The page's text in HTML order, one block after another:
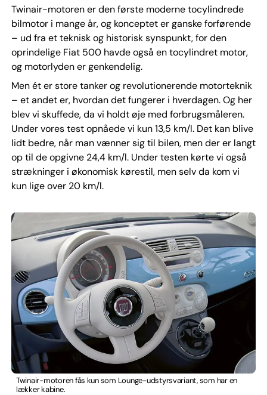
Twinair-motoren er den første moderne tocylindrede
bilmotor i mange år, og konceptet er ganske forførende
– ud fra et teknisk og historisk synspunkt, for den
oprindelige Fiat 500 havde også en tocylindret motor,
og motorlyden er genkendelig.
Men ét er store tanker og revolutionerende motorteknik
– et andet er, hvordan det fungerer i hverdagen. Og her
blev vi skuffede, da vi holdt øje med forbrugsmåleren.
Under vores test opnåede vi kun 13,5 km/l. Det kan blive
lidt bedre, når man vænner sig til bilen, men der er langt
op til de opgivne 24,4 km/l. Under testen kørte vi også
strækninger i økonomisk kørestil, men selv da kom vi
kun lige over 20 km/l.
Twinair-motoren fås kun som Lounge-udstyrsvariant, som har en
lækker kabine.